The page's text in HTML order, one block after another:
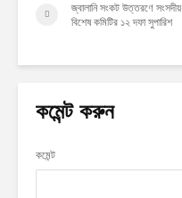
জ্বালানি সংকট উত্তরণে সংসদীয়
বিশেষ কমিটির ১২ দফা সুপারিশ
কমেন্ট করুন
কমেন্ট